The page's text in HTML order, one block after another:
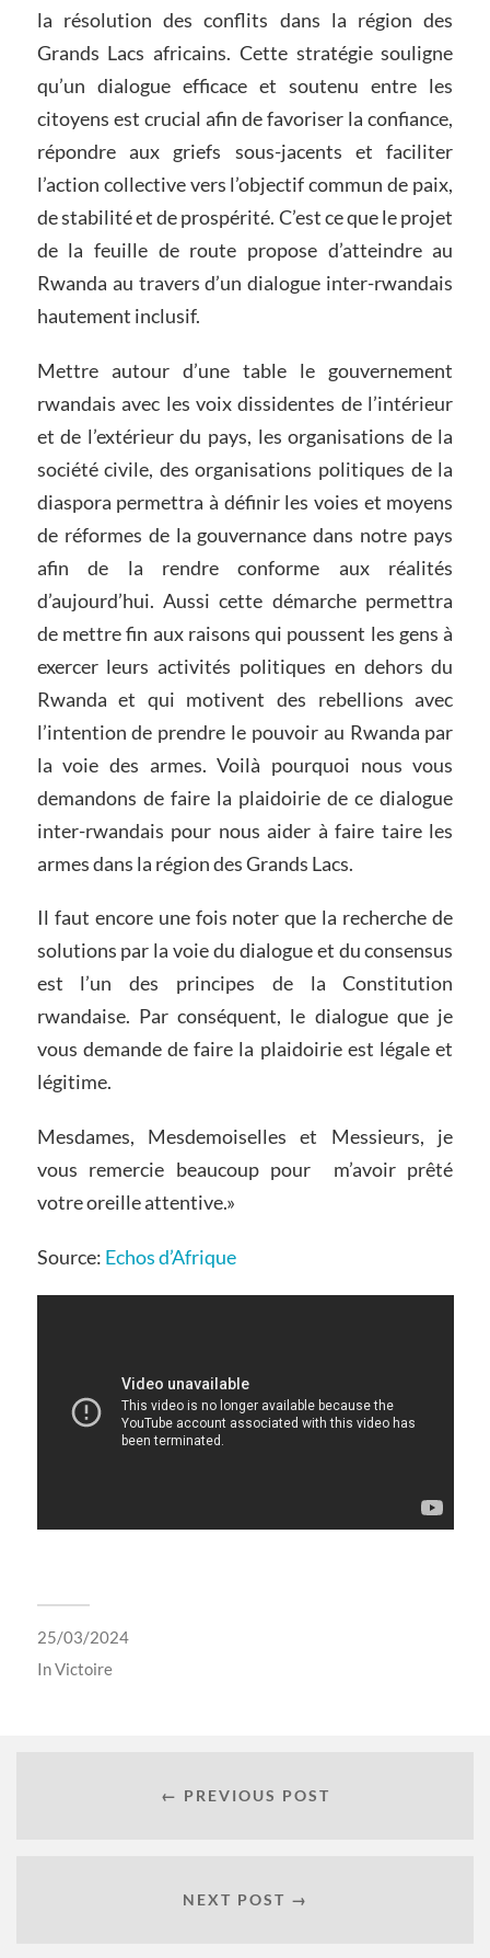
la résolution des conflits dans la région des
Grands Lacs africains. Cette stratégie souligne
qu’un dialogue efficace et soutenu entre les
citoyens est crucial afin de favoriser la confiance,
répondre aux griefs sous-jacents et faciliter
l’action collective vers l’objectif commun de paix,
de stabilité et de prospérité. C’est ce que le projet
de la feuille de route propose d’atteindre au
Rwanda au travers d’un dialogue inter-rwandais
hautement inclusif.
Mettre autour d’une table le gouvernement
rwandais avec les voix dissidentes de l’intérieur
et de l’extérieur du pays, les organisations de la
société civile, des organisations politiques de la
diaspora permettra à définir les voies et moyens
de réformes de la gouvernance dans notre pays
afin de la rendre conforme aux réalités
d’aujourd’hui. Aussi cette démarche permettra
de mettre fin aux raisons qui poussent les gens à
exercer leurs activités politiques en dehors du
Rwanda et qui motivent des rebellions avec
l’intention de prendre le pouvoir au Rwanda par
la voie des armes. Voilà pourquoi nous vous
demandons de faire la plaidoirie de ce dialogue
inter-rwandais pour nous aider à faire taire les
armes dans la région des Grands Lacs.
Il faut encore une fois noter que la recherche de
solutions par la voie du dialogue et du consensus
est l’un des principes de la Constitution
rwandaise. Par conséquent, le dialogue que je
vous demande de faire la plaidoirie est légale et
légitime.
Mesdames, Mesdemoiselles et Messieurs, je
vous remercie beaucoup pour m’avoir prêté
votre oreille attentive.»
Source: Echos d’Afrique
25/03/2024
InVictoire
← PREVIOUS POST
NEXT POST →